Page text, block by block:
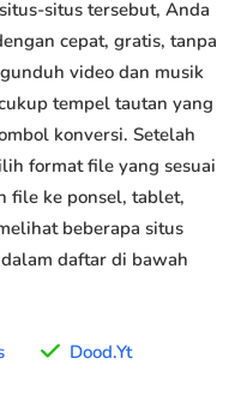
situs tersebut, Anda
cepat, gratis, tanpa
video dan musik
tempel tautan yang
konversi. Setelah
format file yang sesuai
file ke ponsel, tablet,
beberapa situs
daftar di bawah
Dood.Yt